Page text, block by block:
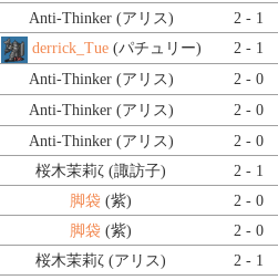
Anti-Thinker (アリス) 2 - 1
derrick_Tue(パチュリー) 2 - 1
Anti-Thinker (アリス) 2 - 0
Anti-Thinker (アリス) 2 - 0
Anti-Thinker (アリス) 2 - 0
桜木茉莉ζ (諏訪子) 2 - 1
脚袋 (紫) 2 - 0
脚袋 (紫) 2 - 0
桜木茉莉ζ (アリス) 2 - 1